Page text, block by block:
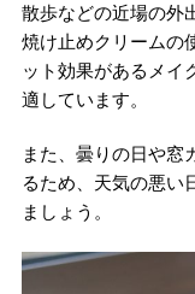
散歩などの近場の外
焼け止めクリームの
ット効果があるメイ
適しています。
また、曇りの日や窓
るため、天気の悪い
ましょう。